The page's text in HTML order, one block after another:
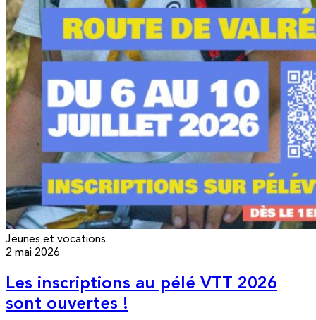
Jeunes et vocations
2 mai 2026
Les inscriptions au pélé VTT 2026
sont ouvertes !